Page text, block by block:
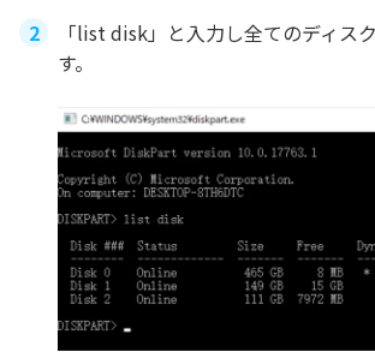
「list disk」と入力し全てのディス
す。